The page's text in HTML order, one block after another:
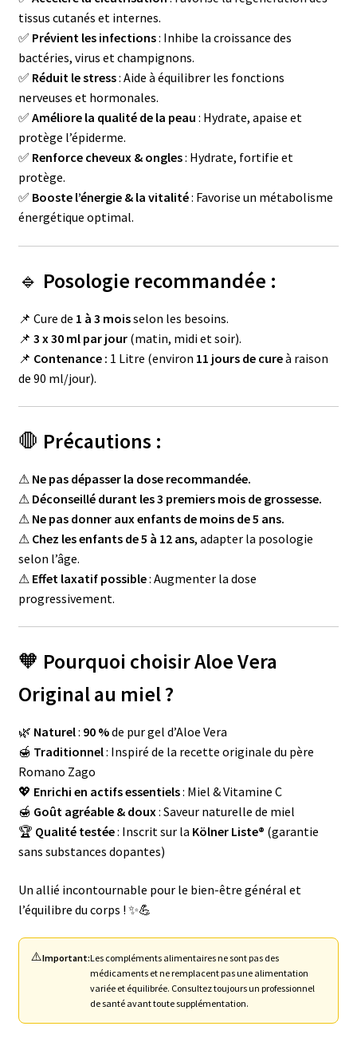
tissus cutanés et internes.
✅ Prévient les infections: Inhibe la croissance des
bactéries, virus et champignons.
✅ Réduit le stress: Aide à équilibrer les fonctions
nerveuses et hormonales.
✅ Améliore la qualité de la peau : Hydrate, apaise et
protège l’épiderme.
✅ Renforce cheveux & ongles: Hydrate, fortifie et
protège.
✅ Booste l’énergie & la vitalité: Favorise un métabolisme
énergétique optimal.
🔹 Posologie recommandée :
📌 Cure de 1 à 3 moisselon les besoins.
📌 3 x 30 ml par jour(matin, midi et soir).
📌 Contenance : 1 Litre (environ 11 jours de cureà raison
de 90 ml/jour).
🛑 Précautions :
⚠ Ne pas dépasser la dose recommandée.
⚠ Déconseillé durant les 3 premiers mois de grossesse.
⚠ Ne pas donner aux enfants de moins de 5 ans.
⚠ Chez les enfants de 5 à 12 ans, adapter la posologie
selon l’âge.
⚠ Effet laxatif possible: Augmenter la dose
progressivement.
🧡 Pourquoi choisir Aloe Vera
Original au miel ?
🌿 Naturel: 90 %de pur gel d’Aloe Vera
🍯 Traditionnel: Inspiré de la recette originale du père
Romano Zago
💖 Enrichi en actifs essentiels: Miel & Vitamine C
🍯 Goût agréable & doux: Saveur naturelle de miel
🏆 Qualité testée: Inscrit sur la Kölner Liste® (garantie
sans substances dopantes)
Un allié incontournable pour le bien-être général et
l’équilibre du corps ! ✨💪
⚠️Important:Les compléments alimentaires ne sont pas des
médicaments et ne remplacent pas une alimentation
variée et équilibrée. Consultez toujours un professionnel
de santé avant toute supplémentation.